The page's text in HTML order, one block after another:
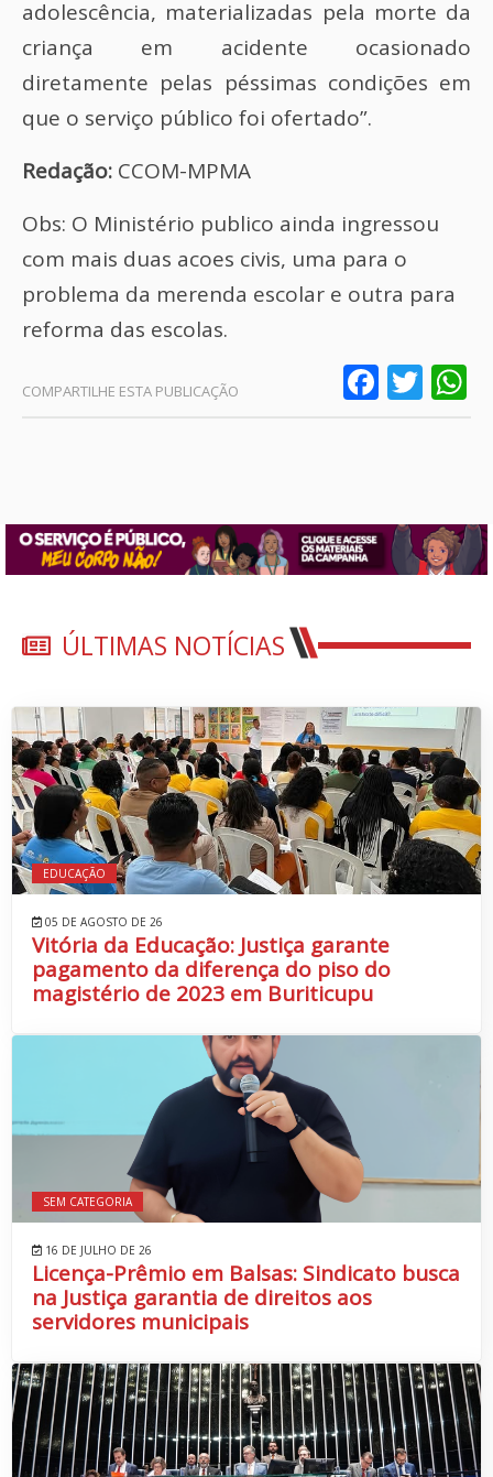
adolescência, materializadas pela morte da
criança em acidente ocasionado
diretamente pelas péssimas condições em
que o serviço público foi ofertado”.
Redação: CCOM-MPMA
Obs: O Ministério publico ainda ingressou
com mais duas acoes civis, uma para o
problema da merenda escolar e outra para
reforma das escolas.
ÚLTIMAS NOTÍCIAS
EDUCAÇÃO
05 DE AGOSTO DE 26
Vitória da Educação: Justiça garante
pagamento da diferença do piso do
magistério de 2023 em Buriticupu
SEM CATEGORIA
16 DE JULHO DE 26
Licença-Prêmio em Balsas: Sindicato busca
na Justiça garantia de direitos aos
servidores municipais